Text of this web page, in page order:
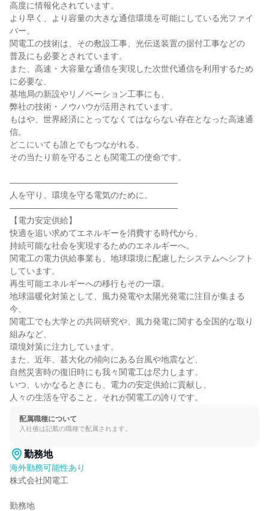
高度に情報化されています。
より早く、より容量の大きな通信環境を可能にしている光ファイ
バー。
関電工の技術は、その敷設工事、光伝送装置の据付工事などの
普及にも必要とされています。
また、高速・大容量な通信を実現した次世代通信を利用するため
に必要な、
基地局の新設やリノベーション工事にも、
弊社の技術・ノウハウが活用されています。
もはや、世界経済にとってなくてはならない存在となった高速通
信。
どこにいても誰とでもつながれる。
その当たり前を守ることも関電工の使命です。
――――――――――――――――――――
人を守り、環境を守る電気のために。
――――――――――――――――――――
【電力安定供給】
快適を追い求めてエネルギーを消費する時代から、
持続可能な社会を実現するためのエネルギーへ。
関電工の電力供給事業も、地球環境に配慮したシステムへシフト
しています。
再生可能エネルギーへの移行もその一環。
地球温暖化対策として、風力発電や太陽光発電に注目が集まる
今、
関電工でも大学との共同研究や、風力発電に関する全国的な取り
組みなど、
環境対策に注力しています。
また、近年、甚大化の傾向にある台風や地震など、
自然災害時の復旧時にも我々関電工は尽力します。
いつ、いかなるときにも、電力の安定供給に貢献し、
人々の生活を守ること。それが関電工の誇りです。
配属職種について
入社後は記載の職種で配属されます。
勤務地
海外勤務可能性あり
株式会社関電工
勤務地